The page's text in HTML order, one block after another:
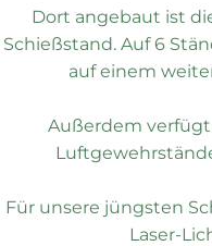
Dort angebaut ist
Schießstand. Auf 6
auf einem
Außerdem
Für unsere jüngsten
Laser-